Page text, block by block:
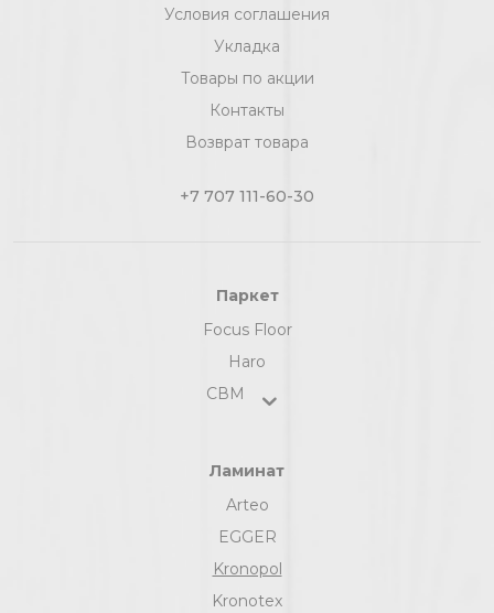
Условия соглашения
Укладка
Товары по акции
Контакты
Возврат товара
+7 707 111-60-30
Паркет
Focus Floor
Haro
СВМ
Ламинат
Arteo
EGGER
Kronopol
Kronotex